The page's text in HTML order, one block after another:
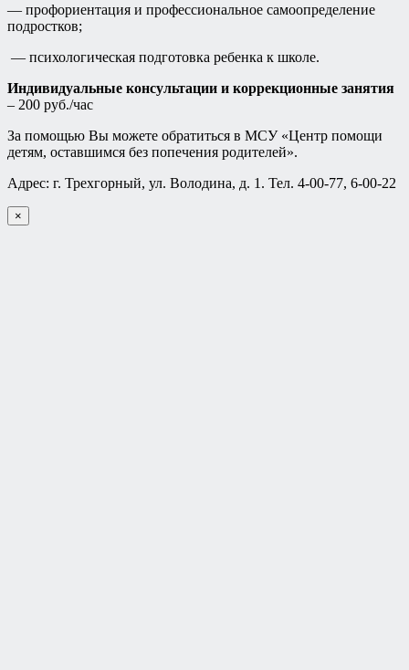
— профориентация и профессиональное самоопределение
подростков;
— психологическая подготовка ребенка к школе.
Индивидуальные консультации и коррекционные занятия
– 200 руб./час
За помощью Вы можете обратиться в МСУ «Центр помощи
детям, оставшимся без попечения родителей».
Адрес: г. Трехгорный, ул. Володина, д. 1. Тел. 4-00-77, 6-00-22
×